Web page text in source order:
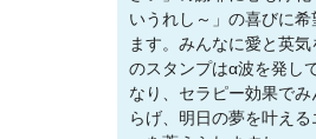
いうれし～」の喜びに希
ます。みんなに愛と英気
のスタンプはα波を発し
なり、セラピー効果でみ
らげ、明日の夢を叶え